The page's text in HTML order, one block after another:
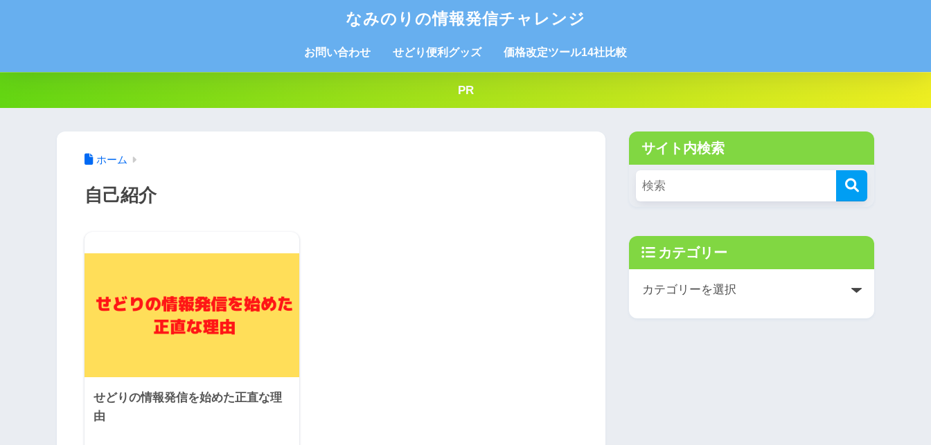
なみのりの情報発信チャレンジ
お問い合わせ せどり便利グッズ 価格改定ツール14社比較
PR
ホーム
自己紹介
せどりの情報発信を始めた正直な理
由
サイト内検索
カテゴリー